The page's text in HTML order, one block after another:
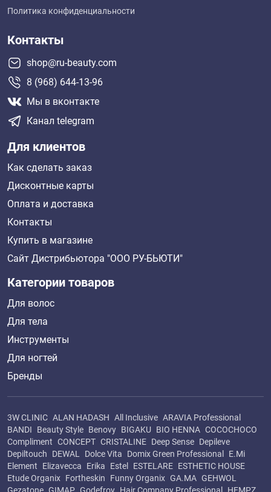
Политика конфиденциальности
Контакты
shop@ru-beauty.com
8 (968) 644-13-96
Мы в вконтакте
Канал telegram
Для клиентов
Как сделать заказ
Дисконтные карты
Оплата и доставка
Контакты
Купить в магазине
Сайт Дистрибьютора "ООО РУ-БЬЮТИ"
Категории товаров
Для волос
Для тела
Инструменты
Для ногтей
Бренды
3W CLINIC ALAN HADASH All Inclusive ARAVIA Professional
BANDI
Beauty Style Benovy BIGAKU BIO HENNA COCOCHOCO
Compliment CONCEPT CRISTALINE Deep Sense Depileve
Depiltouch
DEWAL Dolce Vita Domix Green Professional
E.Mi
Element
Elizavecca Erika Estel ESTELARE ESTHETIC HOUSE
Etude Organix Fortheskin Funny Organix GA.MA GEHWOL